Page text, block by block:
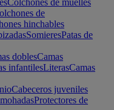
Colchones de muelles
de
hinchables
SomieresPatas de
doblesCamas
infantilesLiterasCamas
Cabeceros juveniles
Protectores de